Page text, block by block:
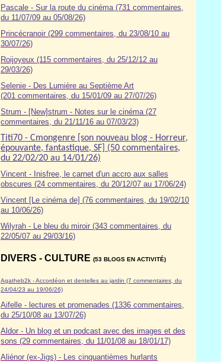
Pascale - Sur la route du cinéma (731 commentaires,
du 11/07/09 au 05/08/26)
Princécranoir (299 commentaires, du 23/08/10 au
30/07/26)
Roijoyeux (115 commentaires, du 25/12/12 au
29/03/26)
Selenie - Des Lumière au Septième Art
(201 commentaires, du 15/01/09 au 27/07/26)
Strum - [New]strum - Notes sur le cinéma (27
commentaires, du 21/11/16 au 07/03/23)
Titi70 - Cmongenre [son nouveau blog - Horreur,
épouvante, fantastique, SF] (50 commentaires,
du 22/02/20 au 14/01/26)
Vincent - Inisfree, le carnet d'un accro aux salles
obscures (24 commentaires, du 20/12/07 au 17/06/24)
Vincent [Le cinéma de] (76 commentaires, du 19/02/10
au 10/06/26)
Wilyrah - Le bleu du miroir (343 commentaires, du
22/05/07 au 29/03/16)
DIVERS - CULTURE (53 BLOGS EN ACTIVITÉ)
Agatheb2k - Accordéon et dentelles au jardin (7 commentaires, du
24/04/23 au 19/06/26)
Aifelle - lectures et promenades (1336 commentaires,
du 25/10/08 au 13/07/26)
Aldor - Un blog et un podcast avec des images et des
sons (29 commentaires, du 11/01/08 au 18/01/17)
Aliénor (ex-Jigs) - Les cinquantièmes hurlants